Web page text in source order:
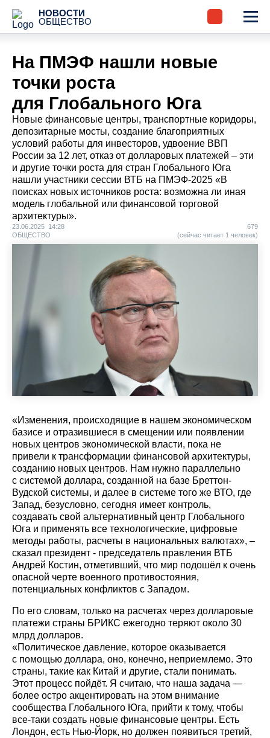
НОВОСТИ
ОБЩЕСТВО
На ПМЭФ нашли новые
точки роста
для Глобального Юга
Новые финансовые центры, транспортные коридоры,
депозитарные мосты, создание благоприятных
условий работы для инвесторов, удвоение ВВП
России за 12 лет, отказ от долларовых платежей – эти
и другие точки роста для стран Глобального Юга
нашли участники сессии ВТБ на ПМЭФ-2025 «В
поисках новых источников роста: возможна ли иная
модель глобальной или финансовой торговой
архитектуры».
23.06.2025 14:28
ОБЩЕСТВО
679
(сейчас читает 1 человек)
«Изменения, происходящие в нашем экономическом
базисе и отразившиеся в смещении или появлении
новых центров экономической власти, пока не
привели к трансформации финансовой архитектуры,
созданию новых центров. Нам нужно параллельно
с системой доллара, созданной на базе Бреттон-
Вудской системы, и далее в системе того же ВТО, где
Запад, безусловно, сегодня имеет контроль,
создавать свой альтернативный центр Глобального
Юга и применять все технологические, цифровые
методы работы, расчеты в национальных валютах», –
сказал президент - председатель правления ВТБ
Андрей Костин, отметивший, что мир подошёл к очень
опасной черте военного противостояния,
потенциальных конфликтов с Западом.
По его словам, только на расчетах через долларовые
платежи страны БРИКС ежегодно теряют около 30
млрд долларов.
«Политическое давление, которое оказывается
с помощью доллара, оно, конечно, неприемлемо. Это
страны, такие как Китай и другие, стали понимать.
Этот процесс пойдёт. Я считаю, что наша задача —
более остро акцентировать на этом внимание
сообщества Глобального Юга, прийти к тому, чтобы
все-таки создать новые финансовые центры. Есть
Лондон, есть Нью-Йорк, но должен появиться третий,